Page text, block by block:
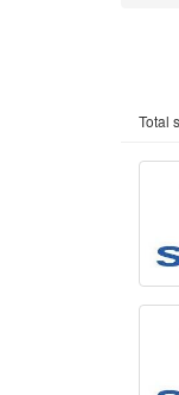
Total